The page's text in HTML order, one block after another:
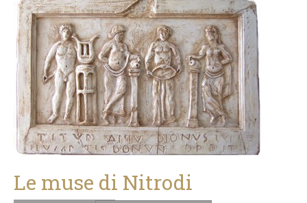
Le muse di Nitrodi